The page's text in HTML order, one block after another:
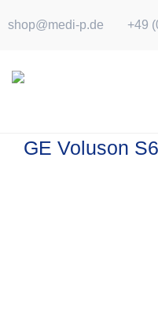
toshop@medi-p.de +49
GE Voluson